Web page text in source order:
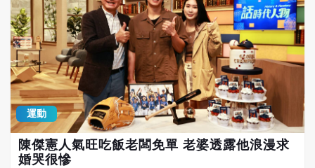
女性有不敬之意」。妻子綺綺也在IG限時動態
發聲，「再亂講話，我就照三餐親」」。 陳傑
憲近日接受節目訪談，在「台語大考驗」環節
中，被問到知道多少台語俚語時，一開始提到
「聽某嘴，大富貴」、「時到時擔當，無米才
煮番薯湯」、「心情放乎開，好事自然來」等
俚語，同時提到有些台語的梗很好笑，像是
「厝若欲興，某丟愛照三頓揍」。 該片段被網
友轉發放到網路上，引來不少批評，「怎麼辦
我看完完整影片還是皺著眉頭，原來這種事可
以拿來開玩笑喔」 、「看完也覺得不太行，就
算是開玩笑，球隊應該要請人幫他們上課」、
運動
陳傑憲人氣旺吃飯老闆免單 老婆透露他浪漫求
婚哭很慘